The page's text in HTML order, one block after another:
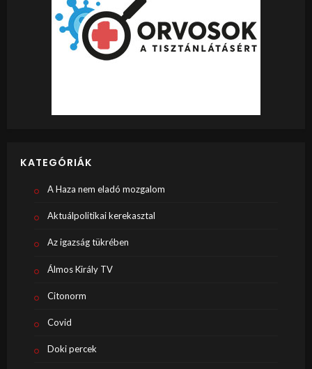
KATEGÓRIÁK
A Haza nem eladó mozgalom
Aktuálpolitikai kerekasztal
Az igazság tükrében
Álmos Király TV
Citonorm
Covid
Doki percek